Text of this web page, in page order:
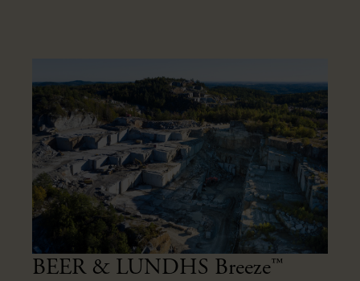
BEER & LUNDHS Breeze™